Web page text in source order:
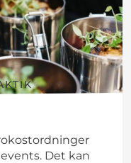
Det kan